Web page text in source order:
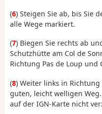
(6) Steigen Sie ab, bis Sie
alle Wege markiert.
(7) Biegen Sie rechts ab
Schutzhütte am Col de
Richtung Pas de Loup und
(8) Weiter links in
guten, leicht welligen
auf der IGN-Karte nicht